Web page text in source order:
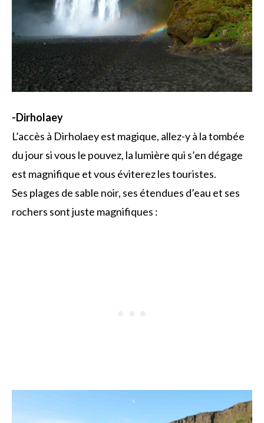
-Dirholaey
L’accès à Dirholaey est magique, allez-y à la tombée
du jour si vous le pouvez, la lumière qui s’en dégage
est magnifique et vous éviterez les touristes.
Ses plages de sable noir, ses étendues d’eau et ses
rochers sont juste magnifiques :